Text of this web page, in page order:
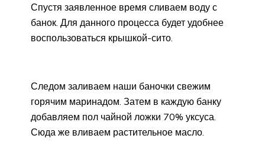
Спустя заявленное время сливаем воду с
банок. Для данного процесса будет удобнее
воспользоваться крышкой-сито.
Следом заливаем наши баночки свежим
горячим маринадом. Затем в каждую банку
добавляем пол чайной ложки 70% уксуса.
Сюда же вливаем растительное масло.